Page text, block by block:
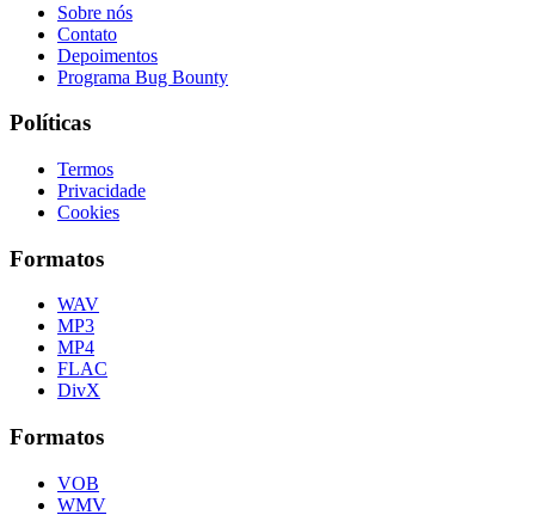
Sobre nós
Contato
Depoimentos
Programa Bug Bounty
Políticas
Termos
Privacidade
Cookies
Formatos
WAV
MP3
MP4
FLAC
DivX
Formatos
VOB
WMV